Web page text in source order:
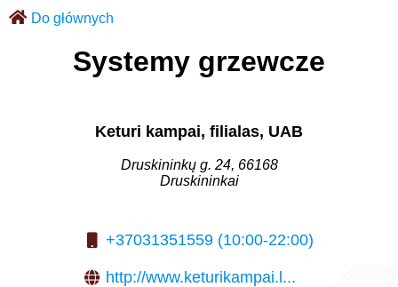
Do głównych
Systemy grzewcze
Keturi kampai, filialas, UAB
Druskininkų g. 24, 66168
Druskininkai
+37031351559 (10:00-22:00)
http://www.keturikampai.l...